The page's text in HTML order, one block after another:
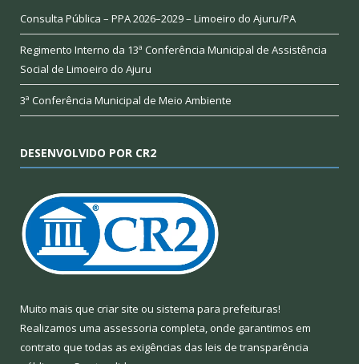
Consulta Pública – PPA 2026–2029 – Limoeiro do Ajuru/PA
Regimento Interno da 13ª Conferência Municipal de Assistência
Social de Limoeiro do Ajuru
3ª Conferência Municipal de Meio Ambiente
DESENVOLVIDO POR CR2
Muito mais que criar site ou sistema para prefeituras!
Realizamos uma assessoria completa, onde garantimos em
contrato que todas as exigências das leis de transparência